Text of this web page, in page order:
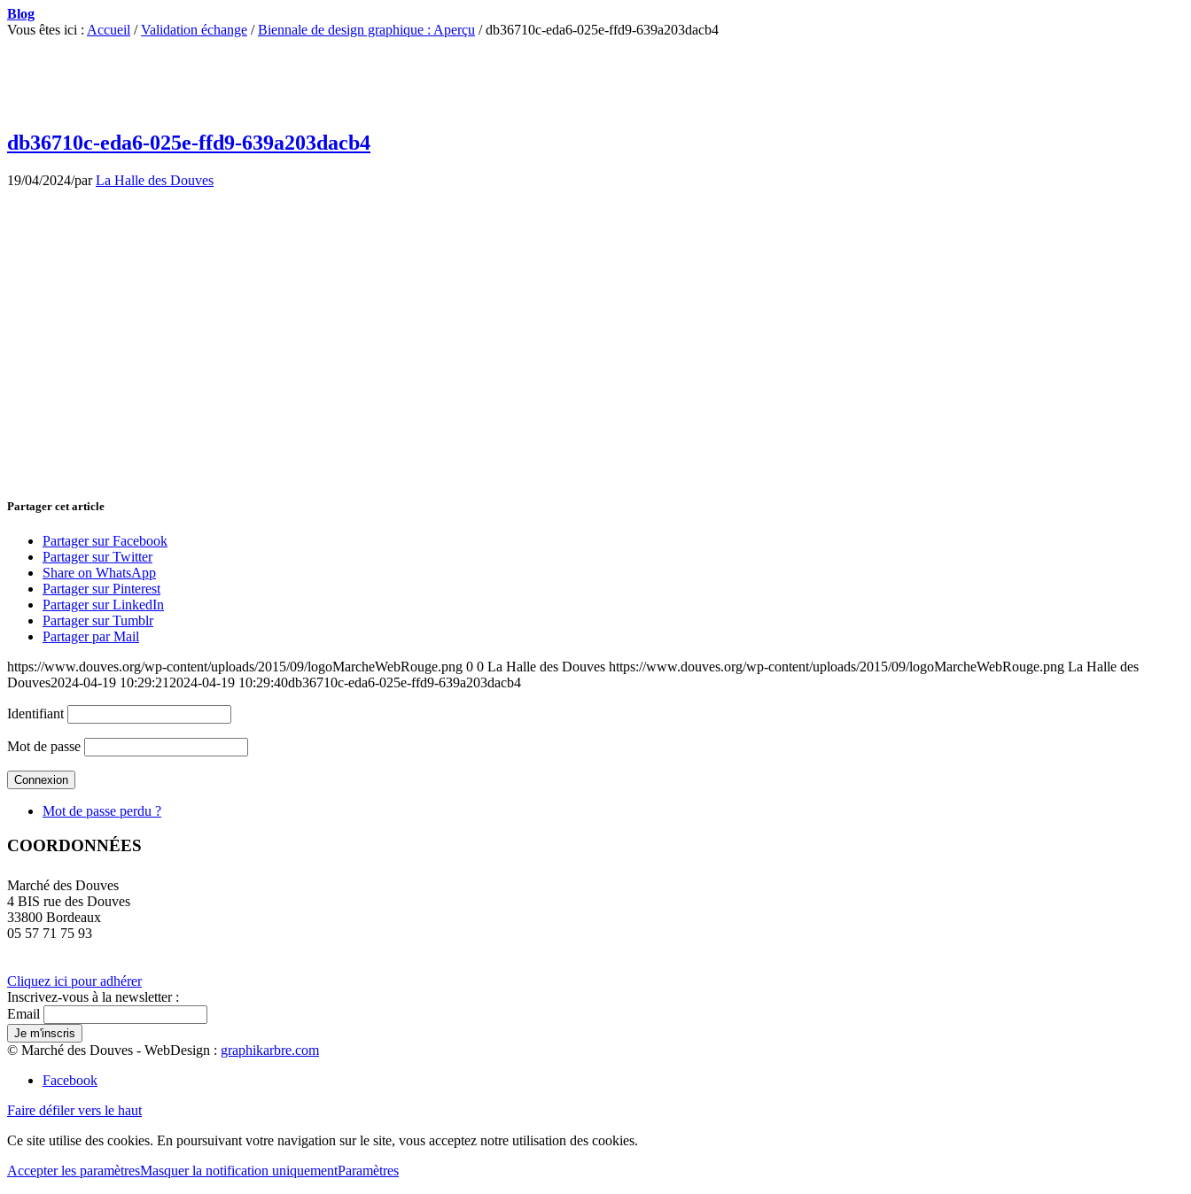
Blog
Vous êtes ici : Accueil / Validation échange / Biennale de design graphique : Aperçu / db36710c-eda6-025e-ffd9-639a203dacb4
db36710c-eda6-025e-ffd9-639a203dacb4
19/04/2024/parLa Halle des Douves
Partager cet article
Partager sur Facebook
Partager sur Twitter
Share on WhatsApp
Partager sur Pinterest
Partager sur LinkedIn
Partager sur Tumblr
Partager par Mail
https://www.douves.org/wp-content/uploads/2015/09/logoMarcheWebRouge.png 0 0 La Halle des Douves https://www.douves.org/wp-content/uploads/2015/09/logoMarcheWebRouge.png La Halle des
Douves2024-04-19 10:29:21 2024-04-19 10:29:40db36710c-eda6-025e-ffd9-639a203dacb4
Identifiant
Mot de passe
Mot de passe perdu ?
COORDONNÉES
Marché des Douves
4 BIS rue des Douves
33800 Bordeaux
05 57 71 75 93
Cliquez ici pour adhérer
Inscrivez-vous à la newsletter :
Email
© Marché des Douves - WebDesign : graphikarbre.com
Facebook
Faire défiler vers le haut
Ce site utilise des cookies. En poursuivant votre navigation sur le site, vous acceptez notre utilisation des cookies.
Accepter les paramètresMasquer la notification uniquementParamètres